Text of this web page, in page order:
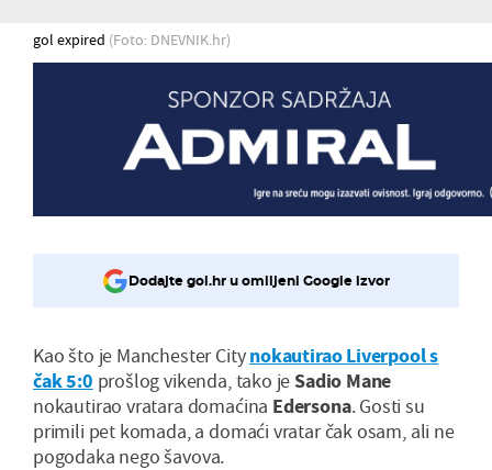
gol expired (Foto: DNEVNIK.hr)
Dodajte gol.hr u omiljeni Google izvor
Kao što je Manchester Citynokautirao Liverpool s
čak 5:0 prošlog vikenda, tako je Sadio Mane
nokautirao vratara domaćina Edersona. Gosti su
primili pet komada, a domaći vratar čak osam, ali ne
pogodaka nego šavova.